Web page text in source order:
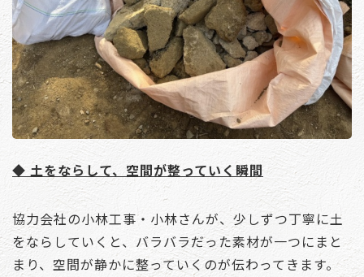
◆ 土をならして、空間が整っていく瞬間
協力会社の小林工事・小林さんが、少しずつ丁寧に土
をならしていくと、バラバラだった素材が一つにまと
まり、空間が静かに整っていくのが伝わってきます。